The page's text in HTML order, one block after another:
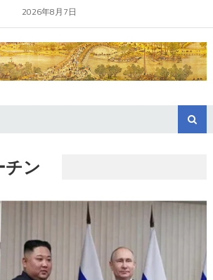
2026年8月7日
チン